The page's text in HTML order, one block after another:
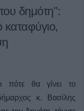
δημότη":
καταφύγιο,
πότε θα γίνει το
κ. Βασίλης